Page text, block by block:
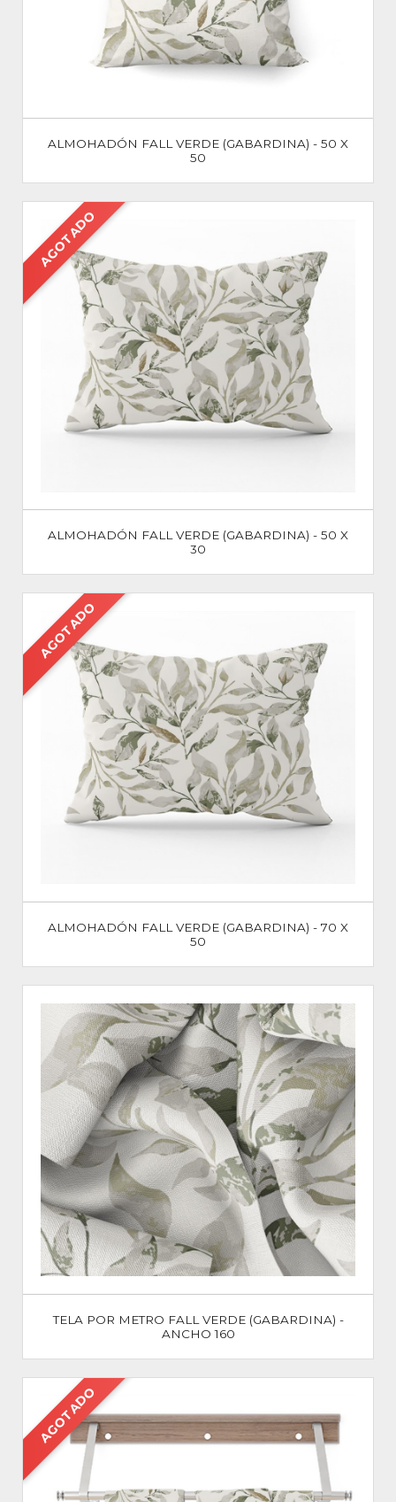
ALMOHADÓN FALL VERDE (GABARDINA) - 50 X
50
AGOTADO
ALMOHADÓN FALL VERDE (GABARDINA) - 50 X
30
AGOTADO
ALMOHADÓN FALL VERDE (GABARDINA) - 70 X
50
TELA POR METRO FALL VERDE (GABARDINA) -
ANCHO 160
AGOTADO